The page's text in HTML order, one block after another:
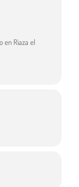
en Riaza el